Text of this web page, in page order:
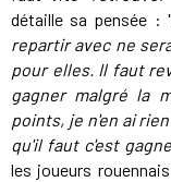
détaille sa pensée : "
repartir avec ne
pour elles. Il faut
gagner malgré la
points, je n'en ai
qu'il faut c'est
les joueurs